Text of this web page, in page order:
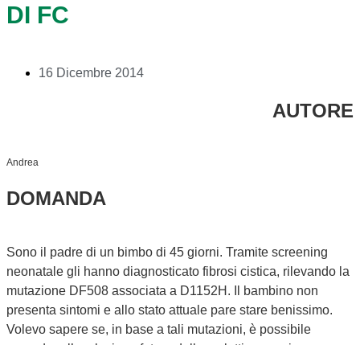
DI FC
16 Dicembre 2014
AUTORE
Andrea
DOMANDA
Sono il padre di un bimbo di 45 giorni. Tramite screening
neonatale gli hanno diagnosticato fibrosi cistica, rilevando la
mutazione DF508 associata a D1152H. Il bambino non
presenta sintomi e allo stato attuale pare stare benissimo.
Volevo sapere se, in base a tali mutazioni, è possibile